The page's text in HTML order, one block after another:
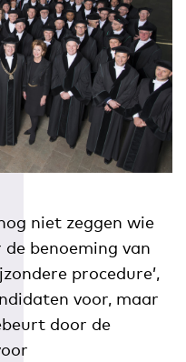
niet zeggen wie
benoeming van
procedure’,
voor, maar
door de